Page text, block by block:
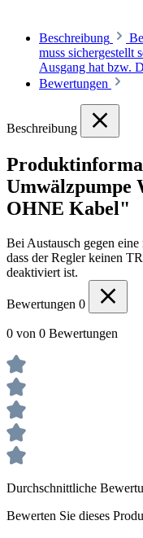
Beschreibung
muss sichergestellt
Ausgang hat bzw.
Bewertungen
Beschreibung
Umwälzpumpe
OHNE Kabel"
Bei Austausch gegen
dass der Regler keinen
deaktiviert ist.
Bewertungen 0
0 von 0 Bewertungen
Durchschnittliche
Bewerten Sie dieses